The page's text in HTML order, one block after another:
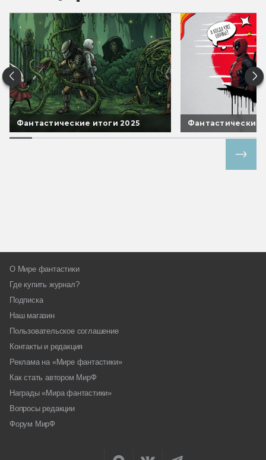
Фантастические итоги 2025 Фантастические
О Мире фантастики
Где купить журнал?
Подписка
Наш магазин
Пользовательское соглашение
Контакты и редакция
Реклама на «Мире фантастики»
Как стать автором МирФ
Награды «Мира фантастики»
Вопросы редакции
Форум МирФ